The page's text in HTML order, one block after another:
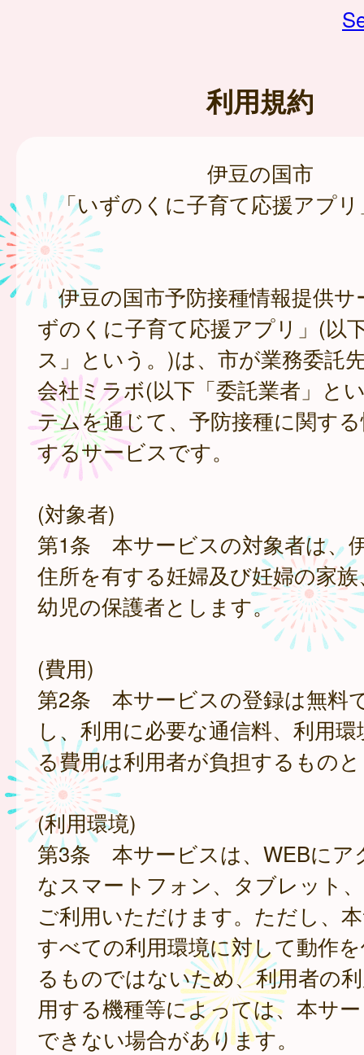
利用規約
伊豆の国市
「いずのくに子育て応援アプ
伊豆の国市予防接種情報提供サ
ずのくに子育て応援アプリ」(以
ス」という。)は、市が業務委託
会社ミラボ(以下「委託業者」と
テムを通じて、予防接種に関す
するサービスです。
(対象者)
第1条 本サービスの対象者は、
住所を有する妊婦及び妊婦の家
幼児の保護者とします。
(費用)
第2条 本サービスの登録は無料
し、利用に必要な通信料、利用
る費用は利用者が負担するもの
(利用環境)
第3条 本サービスは、WEBにア
なスマートフォン、タブレット
ご利用いただけます。ただし、
すべての利用環境に対して動作
るものではないため、利用者の
用する機種等によっては、本サ
できない場合があります。